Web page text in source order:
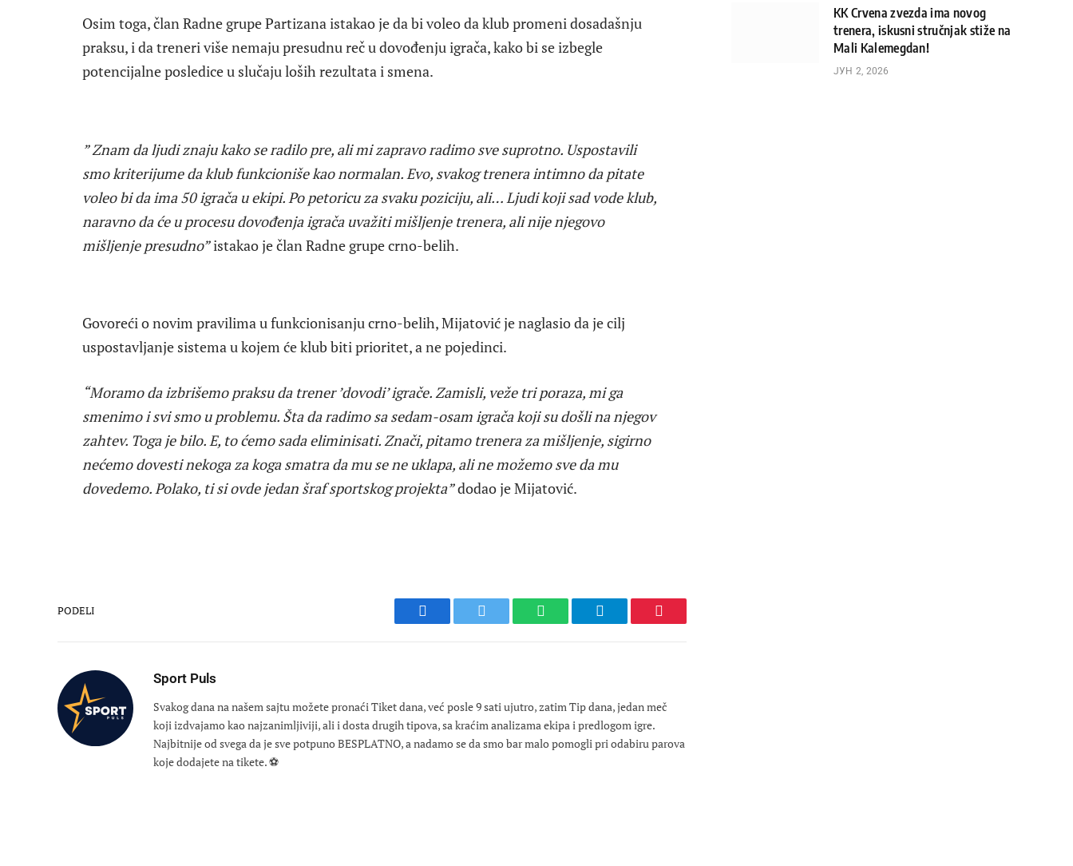
Osim toga, član Radne grupe Partizana istakao je da bi voleo da klub promeni dosadašnju
praksu, i da treneri više nemaju presudnu reč u dovođenju igrača, kako bi se izbegle
potencijalne posledice u slučaju loših rezultata i smena.
” Znam da ljudi znaju kako se radilo pre, ali mi zapravo radimo sve suprotno. Uspostavili
smo kriterijume da klub funkcioniše kao normalan. Evo, svakog trenera intimno da pitate
voleo bi da ima 50 igrača u ekipi. Po petoricu za svaku poziciju, ali… Ljudi koji sad vode klub,
naravno da će u procesu dovođenja igrača uvažiti mišljenje trenera, ali nije njegovo
mišljenje presudno”istakao je član Radne grupe crno-belih.
Govoreći o novim pravilima u funkcionisanju crno-belih, Mijatović je naglasio da je cilj
uspostavljanje sistema u kojem će klub biti prioritet, a ne pojedinci.
“Moramo da izbrišemo praksu da trener ’dovodi’ igrače. Zamisli, veže tri poraza, mi ga
smenimo i svi smo u problemu. Šta da radimo sa sedam-osam igrača koji su došli na njegov
zahtev. Toga je bilo. E, to ćemo sada eliminisati. Znači, pitamo trenera za mišljenje, sigirno
nećemo dovesti nekoga za koga smatra da mu se ne uklapa, ali ne možemo sve da mu
dovedemo. Polako, ti si ovde jedan šraf sportskog projekta”dodao je Mijatović.
PODELI
Facebook Twitter WhatsAppTelegram Pinterest
Sport Puls
Svakog dana na našem sajtu možete pronaći Tiket dana, već posle 9 sati ujutro, zatim Tip dana, jedan meč
koji izdvajamo kao najzanimljiviji, ali i dosta drugih tipova, sa kraćim analizama ekipa i predlogom igre.
Najbitnije od svega da je sve potpuno BESPLATNO, a nadamo se da smo bar malo pomogli pri odabiru parova
koje dodajete na tikete. ⚽
KK Crvena zvezda ima novog
trenera, iskusni stručnjak stiže na
Mali Kalemegdan!
ЈУН 2, 2026